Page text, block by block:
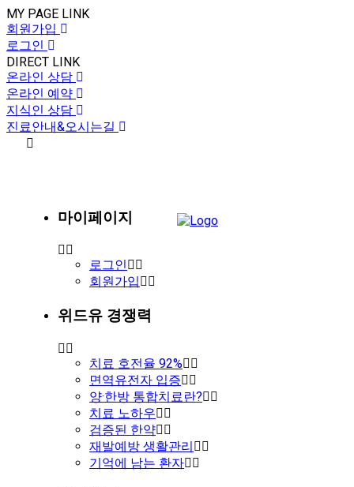
MY PAGE LINK
회원가입
로그인
DIRECT LINK
온라인 상담
온라인 예약
지식인 상담
진료안내&오시는길
마이페이지
로그인
회원가입
위드유 경쟁력
치료 호전율 92%
면역유전자 입증
양·한방 통합치료란?
치료 노하우
검증된 한약
재발예방 생활관리
기억에 남는 환자